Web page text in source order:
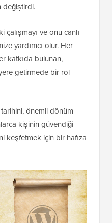
değiştirdi.
çalışmayı ve onu canlı
yardımcı olur. Her
katkıda bulunan,
getirmede bir rol
önemli dönüm
kişinin güvendiği
keşfetmek için bir hafıza